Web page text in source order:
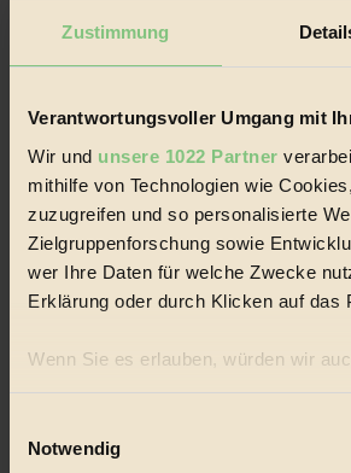
Zustimmung
Verantwortungsvoller Umgang mit
Wir und unsere 1022 Partner
mithilfe von Technologien wie
zuzugreifen und so personalisierte
Zielgruppenforschung sowie
wer Ihre Daten für welche Zwecke
Erklärung oder durch Klicken auf das
Wenn Sie es erlauben, würden wir
Informationen über Ihre
Ihr Gerät durch aktives
Notwendig
Recycling
Eco Fashion